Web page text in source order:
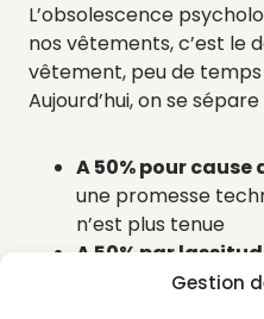
Gestion
L’obsolescence
nos vêtements, c’est le
vêtement, peu de
Aujourd’hui, on se
A 50% pour cause
une promesse
n’est plus tenue
A 50% par
un trop plein de